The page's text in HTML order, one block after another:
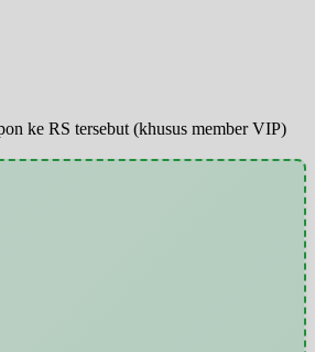
ke RS tersebut (khusus member VIP)